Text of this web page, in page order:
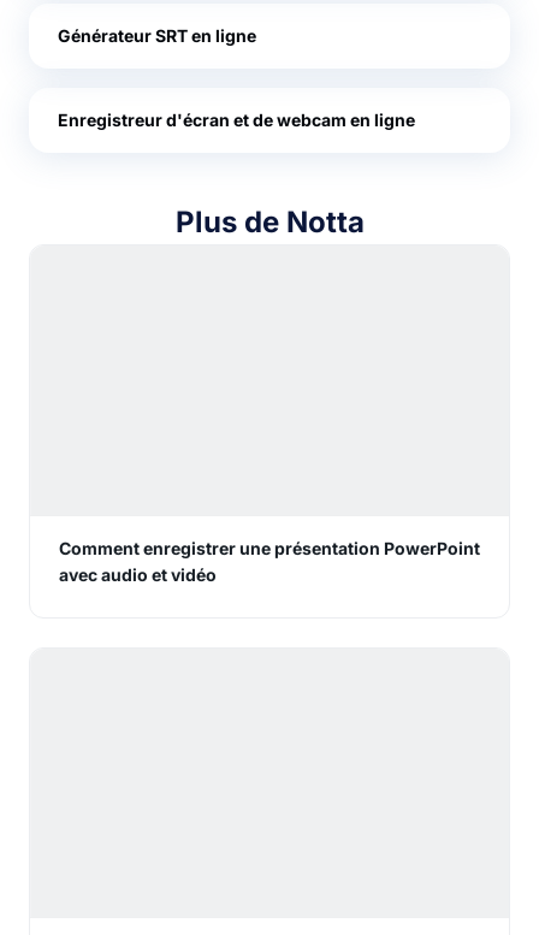
Générateur SRT en ligne
Enregistreur d'écran et de webcam en ligne
Plus de Notta
Comment enregistrer une présentation PowerPoint
avec audio et vidéo